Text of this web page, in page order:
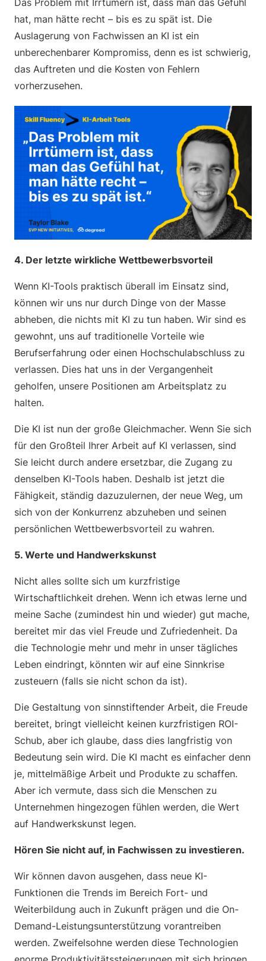
Das Problem mit Irrtümern ist, dass man das Gefühl
hat, man hätte recht – bis es zu spät ist. Die
Auslagerung von Fachwissen an KI ist ein
unberechenbarer Kompromiss, denn es ist schwierig,
das Auftreten und die Kosten von Fehlern
vorherzusehen.
4. Der letzte wirkliche Wettbewerbsvorteil
Wenn KI-Tools praktisch überall im Einsatz sind,
können wir uns nur durch Dinge von der Masse
abheben, die nichts mit KI zu tun haben. Wir sind es
gewohnt, uns auf traditionelle Vorteile wie
Berufserfahrung oder einen Hochschulabschluss zu
verlassen. Dies hat uns in der Vergangenheit
geholfen, unsere Positionen am Arbeitsplatz zu
halten.
Die KI ist nun der große Gleichmacher. Wenn Sie sich
für den Großteil Ihrer Arbeit auf KI verlassen, sind
Sie leicht durch andere ersetzbar, die Zugang zu
denselben KI-Tools haben. Deshalb ist jetzt die
Fähigkeit, ständig dazuzulernen, der neue Weg, um
sich von der Konkurrenz abzuheben und seinen
persönlichen Wettbewerbsvorteil zu wahren.
5. Werte und Handwerkskunst
Nicht alles sollte sich um kurzfristige
Wirtschaftlichkeit drehen. Wenn ich etwas lerne und
meine Sache (zumindest hin und wieder) gut mache,
bereitet mir das viel Freude und Zufriedenheit. Da
die Technologie mehr und mehr in unser tägliches
Leben eindringt, könnten wir auf eine Sinnkrise
zusteuern (falls sie nicht schon da ist).
Die Gestaltung von sinnstiftender Arbeit, die Freude
bereitet, bringt vielleicht keinen kurzfristigen ROI-
Schub, aber ich glaube, dass dies langfristig von
Bedeutung sein wird. Die KI macht es einfacher denn
je, mittelmäßige Arbeit und Produkte zu schaffen.
Aber ich vermute, dass sich die Menschen zu
Unternehmen hingezogen fühlen werden, die Wert
auf Handwerkskunst legen.
Hören Sie nicht auf, in Fachwissen zu investieren.
Wir können davon ausgehen, dass neue KI-
Funktionen die Trends im Bereich Fort- und
Weiterbildung auch in Zukunft prägen und die On-
Demand-Leistungsunterstützung vorantreiben
werden. Zweifelsohne werden diese Technologien